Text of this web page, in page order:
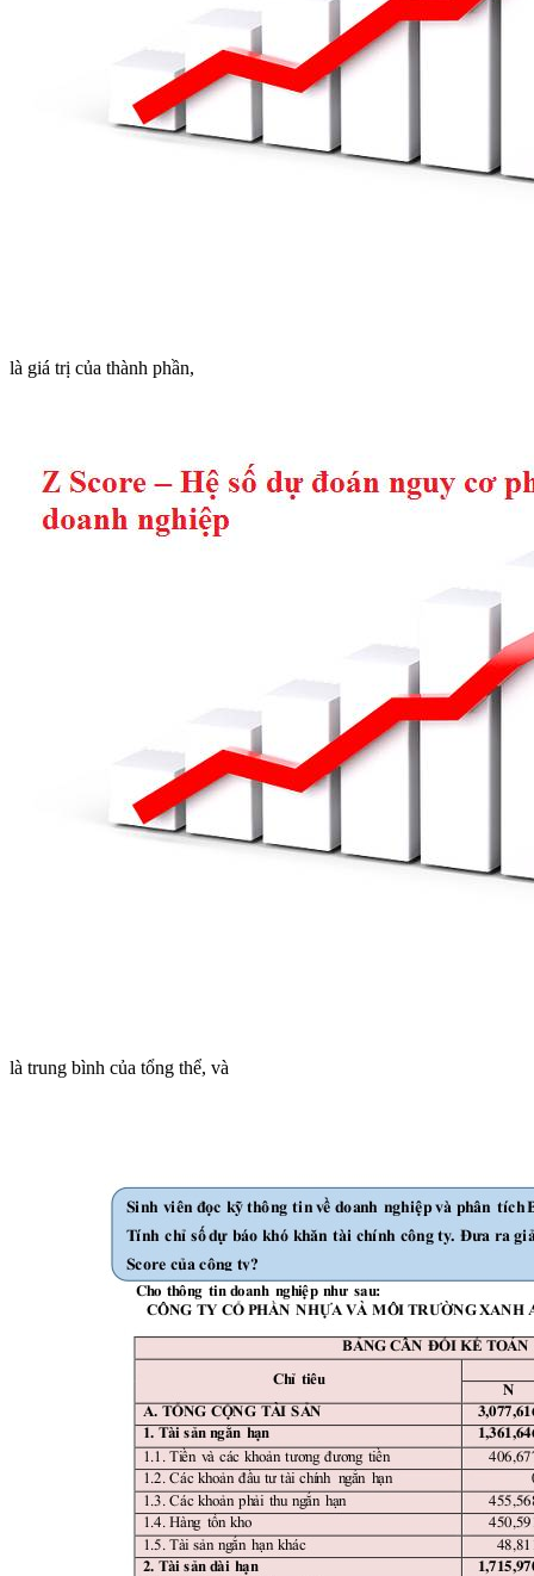
là giá trị của thành phần,
là trung bình của tổng thể, và